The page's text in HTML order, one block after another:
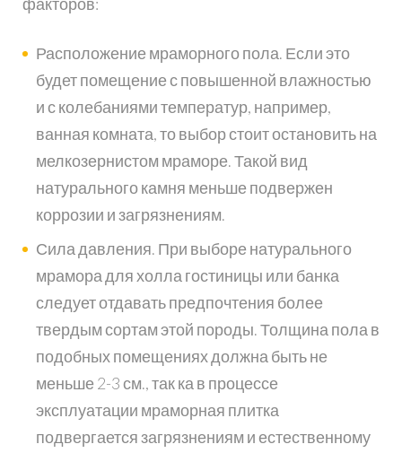
Расположение мраморного пола. Если это
будет помещение с повышенной влажностью
и с колебаниями температур, например,
ванная комната, то выбор стоит остановить на
мелкозернистом мраморе. Такой вид
натурального камня меньше подвержен
коррозии и загрязнениям.
Сила давления. При выборе натурального
мрамора для холла гостиницы или банка
следует отдавать предпочтения более
твердым сортам этой породы. Толщина пола в
подобных помещениях должна быть не
меньше 2-3 см., так ка в процессе
эксплуатации мраморная плитка
подвергается загрязнениям и естественному